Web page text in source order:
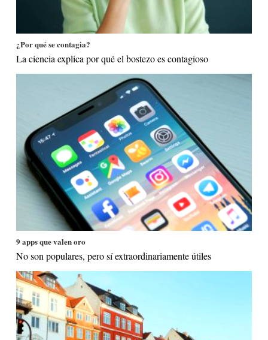
¿Por qué se contagia?
La ciencia explica por qué el bostezo es contagioso
9 apps que valen oro
No son populares, pero sí extraordinariamente útiles